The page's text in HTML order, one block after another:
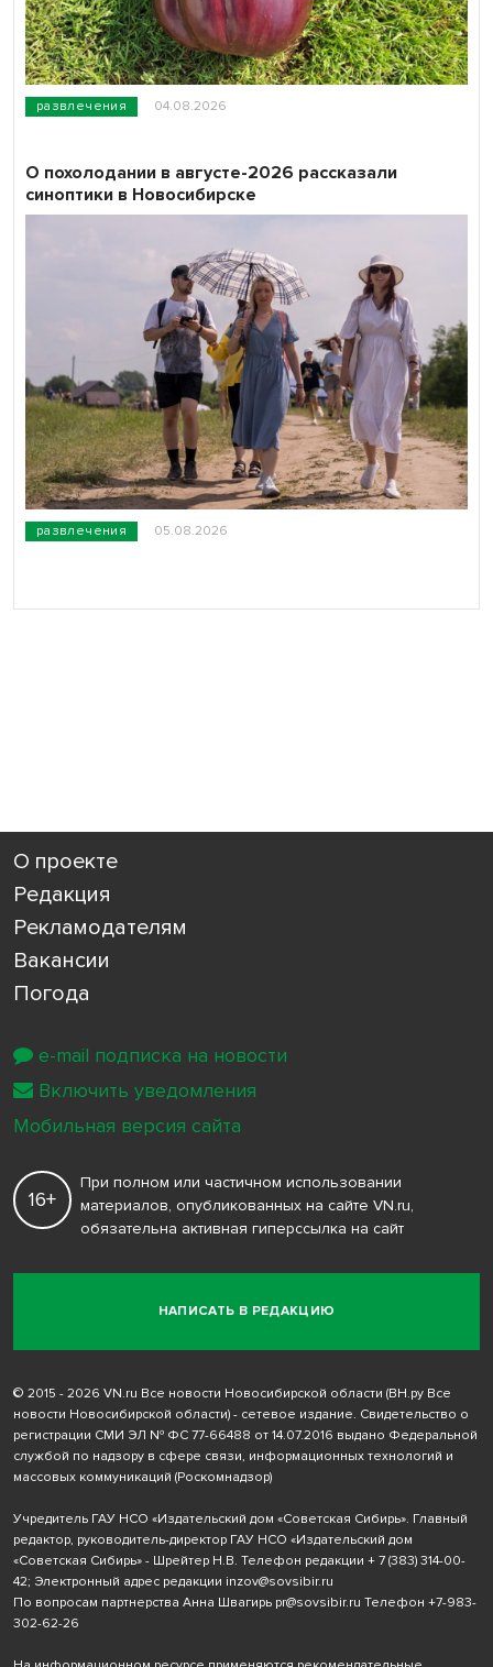
развлечения 04.08.2026
развлечения 05.08.2026
О похолодании в августе-2026 рассказали
синоптики в Новосибирске
О проекте
Редакция
Рекламодателям
Вакансии
Погода
НАПИСАТЬ В РЕДАКЦИЮ
16+
При полном или частичном использовании
материалов, опубликованных на сайте VN.ru,
обязательна активная гиперссылка на сайт
© 2015 - 2026 VN.ru Все новости Новосибирской области (ВН.ру Все
новости Новосибирской области) - сетевое издание. Свидетельство о
регистрации СМИ ЭЛ № ФС 77-66488 от 14.07.2016 выдано Федеральной
службой по надзору в сфере связи, информационных технологий и
массовых коммуникаций (Роскомнадзор)
Учредитель ГАУ НСО «Издательский дом «Советская Сибирь». Главный
редактор, руководитель-директор ГАУ НСО «Издательский дом
«Советская Сибирь» - Шрейтер Н.В. Телефон редакции + 7 (383) 314-00-
42; Электронный адрес редакции inzov@sovsibir.ru
По вопросам партнерства Анна Швагирь pr@sovsibir.ru Телефон +7-983-
302-62-26
e-mail подписка на новости
Включить уведомления
Мобильная версия сайта